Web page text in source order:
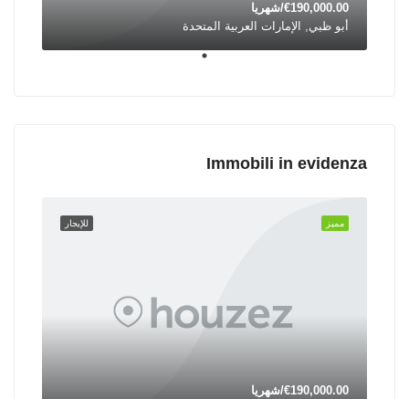
€190,000.00/شهريا
أبو ظبي, الإمارات العربية المتحدة
Immobili in evidenza
للإيجار مميز
€190,000.00/شهريا